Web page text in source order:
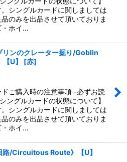
シングルカードに関しましては
のみを出品させて頂いておりま
・ホイ…
リンのクレーター掘り/Goblin
U】
[赤]
ドご購入時の注意事項 -必ずお読
ングルカードの状態について】
シングルカードに関しましては
のみを出品させて頂いておりま
・ホイ…
路/Circuitous Route》【U】